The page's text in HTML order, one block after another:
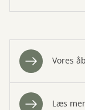
Vores
Læs